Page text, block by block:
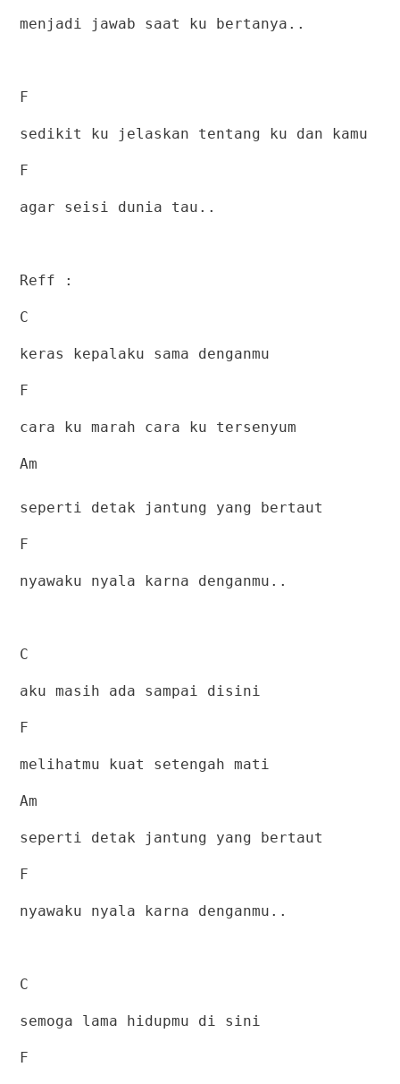
menjadi jawab saat ku bertanya..
F
sedikit ku jelaskan tentang ku dan kamu
F
agar seisi dunia tau..
Reff :
C
keras kepalaku sama denganmu
F
cara ku marah cara ku tersenyum
Am
seperti detak jantung yang bertaut
F
nyawaku nyala karna denganmu..
C
aku masih ada sampai disini
F
melihatmu kuat setengah mati
Am
seperti detak jantung yang bertaut
F
nyawaku nyala karna denganmu..
C
semoga lama hidupmu di sini
F